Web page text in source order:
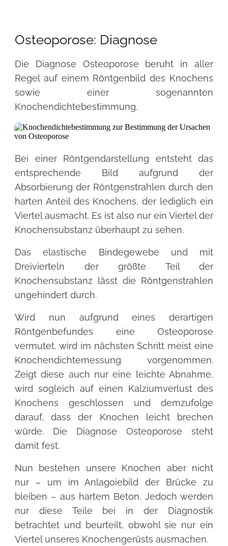
Osteoporose: Diagnose
Die Diagnose Osteoporose beruht in aller
Regel auf einem Röntgenbild des Knochens
sowie einer sogenannten
Knochendichtebestimmung.
Bei einer Röntgendarstellung entsteht das
entsprechende Bild aufgrund der
Absorbierung der Röntgenstrahlen durch den
harten Anteil des Knochens, der lediglich ein
Viertel ausmacht. Es ist also nur ein Viertel der
Knochensubstanz überhaupt zu sehen.
Das elastische Bindegewebe und mit
Dreivierteln der größte Teil der
Knochensubstanz lässt die Röntgenstrahlen
ungehindert durch.
Wird nun aufgrund eines derartigen
Röntgenbefundes eine Osteoporose
vermutet, wird im nächsten Schritt meist eine
Knochendichtemessung vorgenommen.
Zeigt diese auch nur eine leichte Abnahme,
wird sogleich auf einen Kalziumverlust des
Knochens geschlossen und demzufolge
darauf, dass der Knochen leicht brechen
würde. Die Diagnose Osteoporose steht
damit fest.
Nun bestehen unsere Knochen aber nicht
nur – um im Anlagoiebild der Brücke zu
bleiben – aus hartem Beton. Jedoch werden
nur diese Teile bei in der Diagnostik
betrachtet und beurteilt, obwohl sie nur ein
Viertel unseres Knochengerüsts ausmachen.